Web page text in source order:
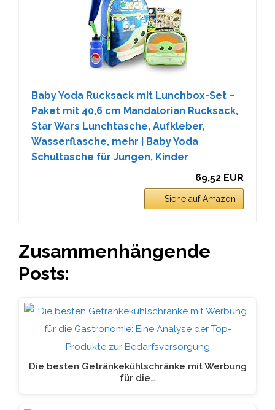
Baby Yoda Rucksack mit Lunchbox-Set –
Paket mit 40,6 cm Mandalorian Rucksack,
Star Wars Lunchtasche, Aufkleber,
Wasserflasche, mehr | Baby Yoda
Schultasche für Jungen, Kinder
69,52 EUR
Siehe auf Amazon
Zusammenhängende
Posts:
Die besten Getränkekühlschränke mit Werbung
für die…